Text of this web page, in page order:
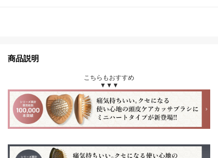
商品説明
こちらもおすすめ
▼▼▼